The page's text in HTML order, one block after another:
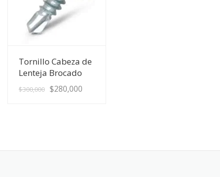
Ver Detalles
Tornillo Cabeza de
Lenteja Brocado
$300,000 $280,000